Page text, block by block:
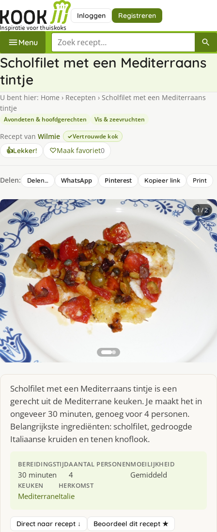
Inloggen Registreren
Menu Zoek een recept
Scholfilet met een Mediterraans
tintje
U bent hier: Home › Recepten › Scholfilet met een Mediterraans
tintje
Avondeten & hoofdgerechten Vis & zeevruchten
Recept van Wilmie Vertrouwde kok
👍Lekker! Maak favoriet0
Delen: Delen… WhatsApp Pinterest Kopieer link Print
1/ 2
Scholfilet met een Mediterraans tintje is een
gerecht uit de Mediterrane keuken. Je maakt het in
ongeveer 30 minuten, genoeg voor 4 personen.
Belangrijkste ingrediënten: scholfilet, gedroogde
Italiaanse kruiden en tenen knoflook.
BEREIDINGSTIJD
30 minuten
AANTAL PERSONEN
4
MOEILIJKHEID
Gemiddeld
KEUKEN
Mediterrane
HERKOMST
Italie
Direct naar recept ↓ Beoordeel dit recept ★